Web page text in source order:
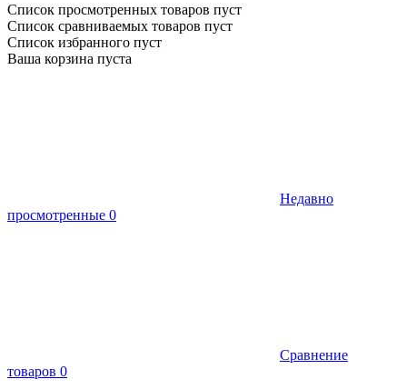
Список просмотренных товаров пуст
Список сравниваемых товаров пуст
Список избранного пуст
Ваша корзина пуста
Недавно
просмотренные 0
Сравнение
товаров 0